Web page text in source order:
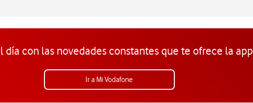
día con las novedades constantes que te ofrece la app
Ir a Mi Vodafone